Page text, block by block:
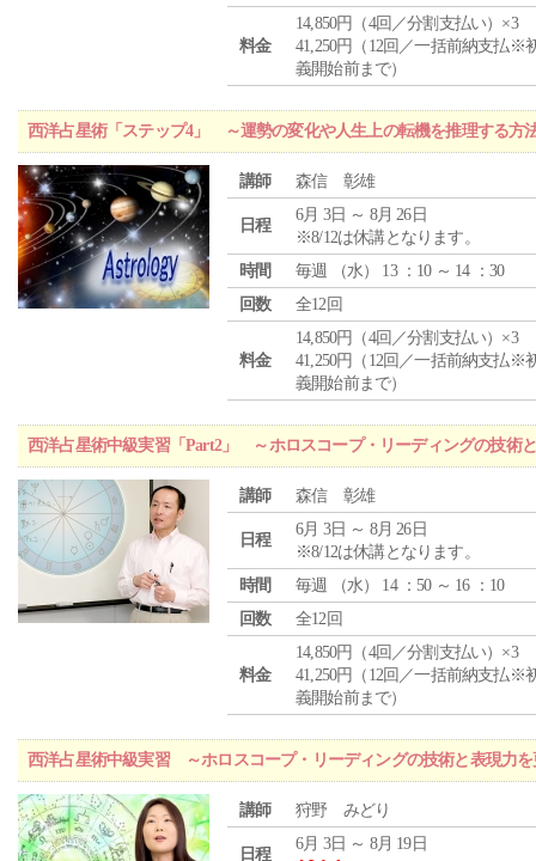
料金
14,850円（4回／分割支払い）×3
41,250円（12回／一括前納支払※
義開始前まで）
西洋占星術「ステップ4」 ～運勢の変化や人生上の転機を推理する方
講師 森信 彰雄
日程
6月 3日 ～ 8月 26日
※8/12は休講となります。
時間
毎週 （水） 13 ：10 ～ 14 ：30
回数
全12回
料金
14,850円（4回／分割支払い）×3
41,250円（12回／一括前納支払※
義開始前まで）
西洋占星術中級実習「Part2」 ～ホロスコープ・リーディングの技術
講師 森信 彰雄
日程
6月 3日 ～ 8月 26日
※8/12は休講となります。
時間
毎週 （水） 14 ：50 ～ 16 ：10
回数
全12回
料金
14,850円（4回／分割支払い）×3
41,250円（12回／一括前納支払※
義開始前まで）
西洋占星術中級実習 ～ホロスコープ・リーディングの技術と表現力
講師 狩野 みどり
日程
6月 3日 ～ 8月 19日